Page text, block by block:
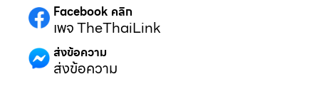
Facebook คลิก
เพจ TheThaiLink
ส่งข้อความ
ส่งข้อความ